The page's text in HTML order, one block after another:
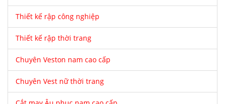
Thiết kế rập công nghiệp
Thiết kế rập thời trang
Chuyên Veston nam cao cấp
Chuyên Vest nữ thời trang